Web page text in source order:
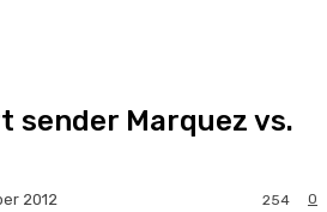
sender Marquez vs.
2012 0
254